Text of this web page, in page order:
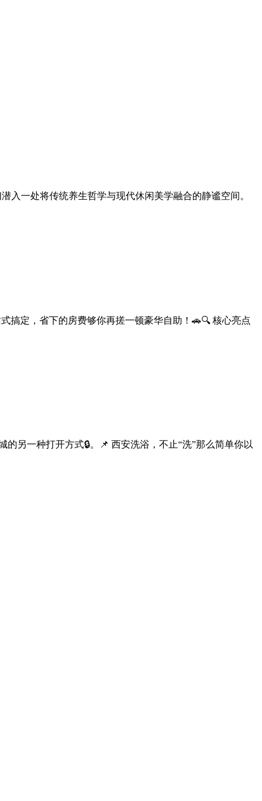
一处将传统养生哲学与现代休闲美学融合的静谧空间。
定，省下的房费够你再搓一顿豪华自助！🚗🔍 核心亮点
另一种打开方式🔒。📌 西安洗浴，不止“洗”那么简单你以